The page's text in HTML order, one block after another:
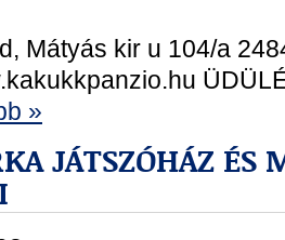
Mátyás kir u 104/a
»
JÁTSZÓHÁZ ÉS